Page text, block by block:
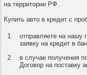
на территории РФ.
Купить авто в кредит с
отправляете на нашу
заявку на кредит в
в случае получения
Договор на поставку